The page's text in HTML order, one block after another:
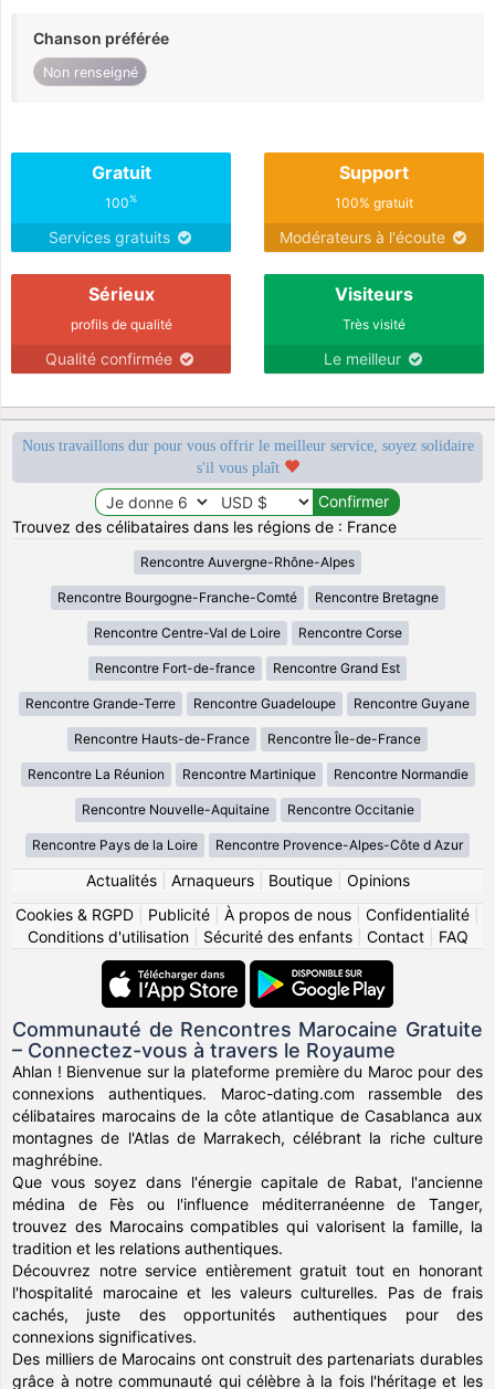
Chanson préférée
Non renseigné
Gratuit
100%
Services gratuits
Support
100% gratuit
Modérateurs à l'écoute
Sérieux
profils de qualité
Qualité confirmée
Visiteurs
Très visité
Le meilleur
Nous travaillons dur pour vous offrir le meilleur service, soyez solidaire
s'il vous plaît
Trouvez des célibataires dans les régions de : France
Rencontre Auvergne-Rhône-Alpes
Rencontre Bourgogne-Franche-Comté Rencontre Bretagne
Rencontre Centre-Val de Loire Rencontre Corse
Rencontre Fort-de-france Rencontre Grand Est
Rencontre Grande-Terre Rencontre Guadeloupe Rencontre Guyane
Rencontre Hauts-de-France Rencontre Île-de-France
Rencontre La Réunion Rencontre Martinique Rencontre Normandie
Rencontre Nouvelle-Aquitaine Rencontre Occitanie
Rencontre Pays de la Loire Rencontre Provence-Alpes-Côte d Azur
Actualités| Arnaqueurs| Boutique| Opinions
Cookies & RGPD
Publicité À propos de nous Confidentialité
Conditions d'utilisation| Sécurité des enfants| Contact| FAQ
Communauté de Rencontres Marocaine Gratuite
– Connectez-vous à travers le Royaume
Ahlan ! Bienvenue sur la plateforme première du Maroc pour des
connexions authentiques. Maroc-dating.com rassemble des
célibataires marocains de la côte atlantique de Casablanca aux
montagnes de l'Atlas de Marrakech, célébrant la riche culture
maghrébine.
Que vous soyez dans l'énergie capitale de Rabat, l'ancienne
médina de Fès ou l'influence méditerranéenne de Tanger,
trouvez des Marocains compatibles qui valorisent la famille, la
tradition et les relations authentiques.
Découvrez notre service entièrement gratuit tout en honorant
l'hospitalité marocaine et les valeurs culturelles. Pas de frais
cachés, juste des opportunités authentiques pour des
connexions significatives.
Des milliers de Marocains ont construit des partenariats durables
grâce à notre communauté qui célèbre à la fois l'héritage et les